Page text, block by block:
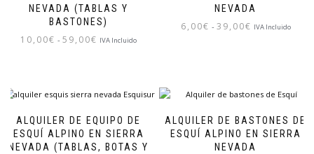
NEVADA (TABLAS Y
BASTONES)
10,00€ - 59,00€ Rango
10,00€
59,00€
IVA Incluido
NEVADA
6,00€ - 39,00€ Rango
hasta
IVA Incluido
ALQUILER DE EQUIPO DE
ESQUÍ ALPINO EN SIERRA
NEVADA (TABLAS, BOTAS Y
ALQUILER DE BASTONES DE
ESQUÍ ALPINO EN SIERRA
NEVADA